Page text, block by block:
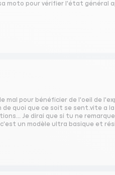
moto pour vérifier l'état général
pour bénéficier de l'oeil de
quoi que ce soit se sent.vite a
Je dirai que si tu ne
un modèle ultra basique et